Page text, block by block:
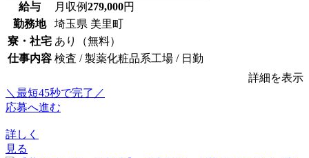
給与 月収例279,000円
勤務地
埼玉県 美里町
寮・社宅 あり（無料）
仕事内容 検査 / 製薬化粧品系工場 / 日勤
詳細を表示
＼最短45秒で完了／
応募へ進む
詳しく
見る